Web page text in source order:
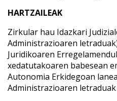
HARTZAILEAK
Zirkular hau Idazkari
Administrazioaren
Juridikoaren
xedatutakoaren babesean
Autonomia Erkidegoan
Administrazioaren